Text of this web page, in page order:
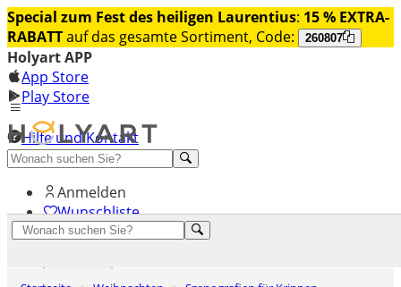
Special zum Fest des heiligen Laurentius: 15 % EXTRA-
RABATTauf das gesamte Sortiment, Code: 260807
Holyart APP
App Store
Play Store
Hilfe und Kontakt
Entdecken Sie Premium
Anmelden
Wunschliste